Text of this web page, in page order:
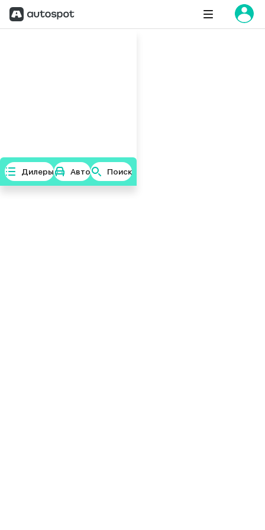
Дилеры Авто Поиск